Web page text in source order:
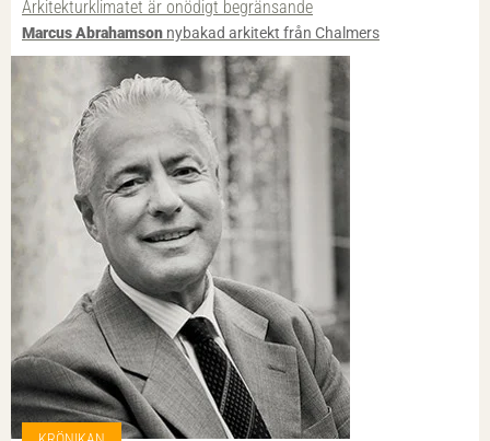
Arkitektur­klimatet är onödigt begränsande
Marcus Abrahamson nybakad arkitekt från Chalmers